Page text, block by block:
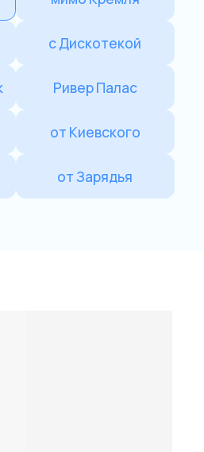
Ривер Палас
от Киевского